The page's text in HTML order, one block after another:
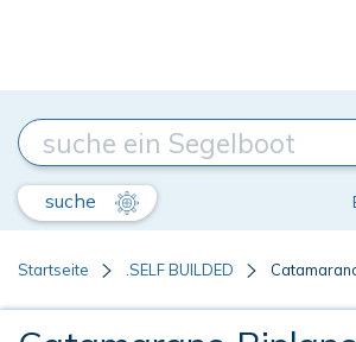
suche
Startseite .SELF BUILDED